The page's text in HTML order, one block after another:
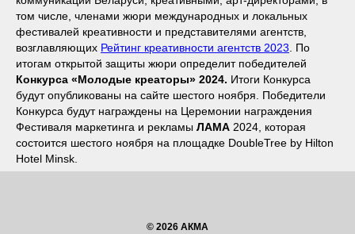
том числе, членами жюри международных и локальных
фестивалей креативности и представителями агентств,
возглавляющих Рейтинг креативности агентств 2023 . По
итогам открытой защиты жюри определит победителей
Конкурса «Молодые креаторы» 2024. Итоги Конкурса
будут опубликованы на сайте шестого ноября. Победители
Конкурса будут награждены на Церемонии награждения
Фестиваля маркетинга и рекламы ЛАМА 2024, которая
состоится шестого ноября на площадке DoubleTree by Hilton
Hotel Minsk.
© 2026 АКМА